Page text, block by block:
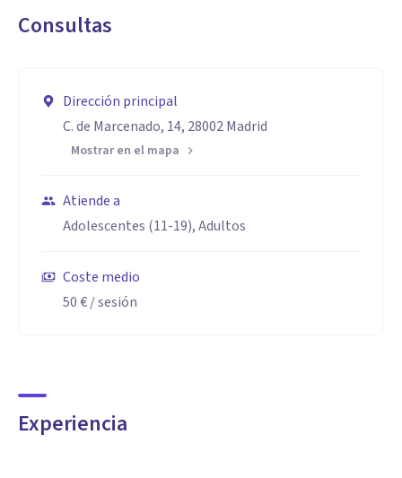
Consultas
Dirección principal
C. de Marcenado, 14, 28002 Madrid
Mostrar en el mapa
Atiende a
Adolescentes (11-19), Adultos
Coste medio
50 €/ sesión
Experiencia